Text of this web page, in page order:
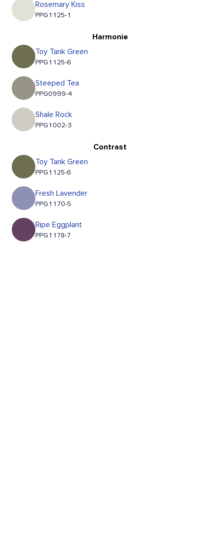
Rosemary Kiss
PPG1125-1
Harmonie
Toy Tank Green
PPG1125-6
Steeped Tea
PPG0999-4
Shale Rock
PPG1002-3
Contrast
Toy Tank Green
PPG1125-6
Fresh Lavender
PPG1170-5
Ripe Eggplant
PPG1178-7